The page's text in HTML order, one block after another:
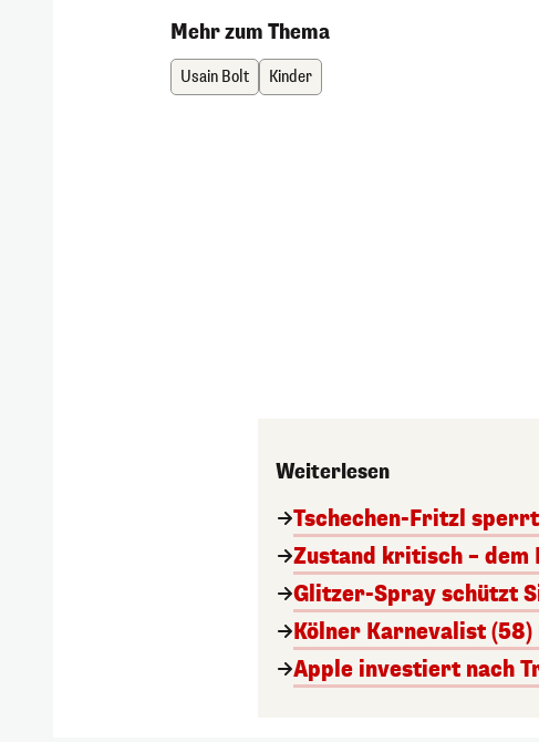
Mehr zum Thema
Usain Bolt Kinder
Weiterlesen
Tschechen-Fritzl
Zustand kritisch – dem
Glitzer-Spray schützt
Kölner Karnevalist
Apple investiert nach